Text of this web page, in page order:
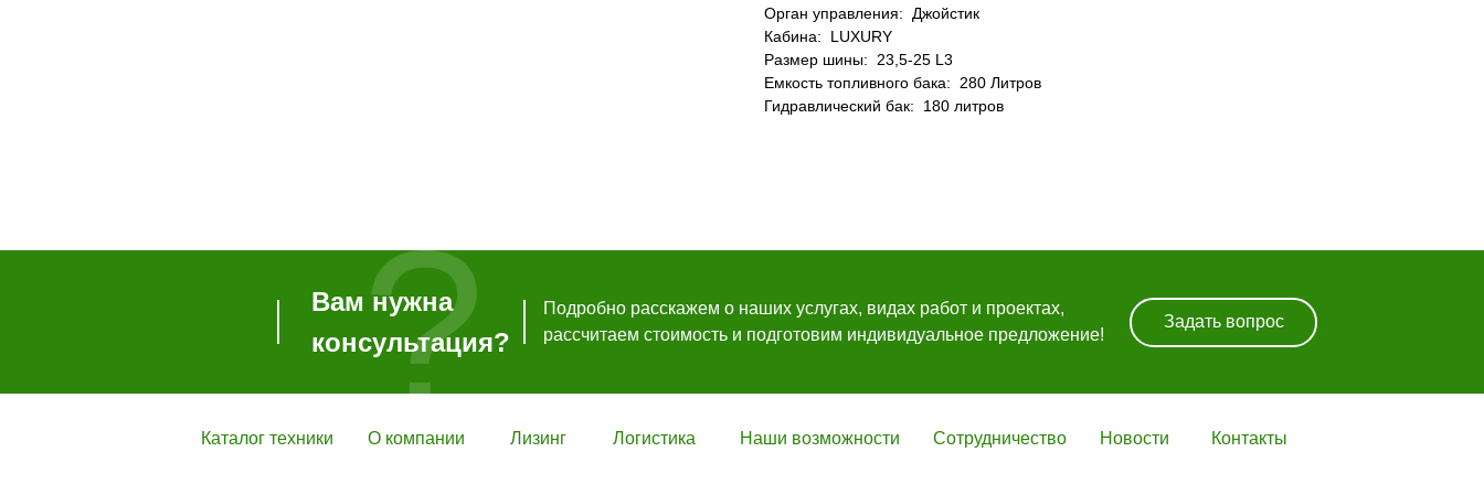
Орган управления: Джойстик
Кабина: LUXURY
Размер шины: 23,5-25 L3
Емкость топливного бака: 280 Литров
Гидравлический бак: 180 литров
?
Вам нужна
консультация?
Задать вопрос
Подробно расскажем о наших услугах, видах работ и проектах,
рассчитаем стоимость и подготовим индивидуальное предложение!
Подробно расскажем о наших услугах, видах работ и проектах,
рассчитаем стоимость и подготовим индивидуальное предложение!
Каталог техники О компании Лизинг Логистика Наши возможности Сотрудничество Контакты
Новости